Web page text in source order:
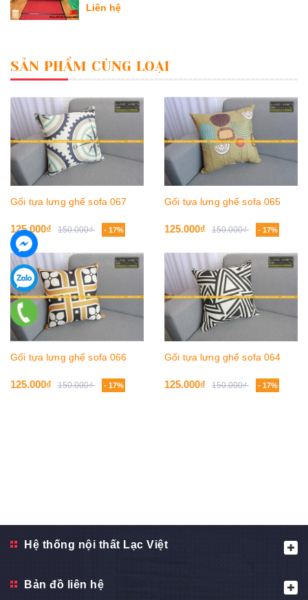
Liên hệ
SẢN PHẨM CÙNG LOẠI
Gối tựa lưng ghế sofa 067
125.000₫ 150.000₫ - 17%
Gối tựa lưng ghế sofa 066
125.000₫ 150.000₫ - 17%
Gối tựa lưng ghế sofa 065
125.000₫ 150.000₫ - 17%
Gối tựa lưng ghế sofa 064
125.000₫ 150.000₫ - 17%
Hệ thống nội thất Lạc Việt
Bản đồ liên hệ